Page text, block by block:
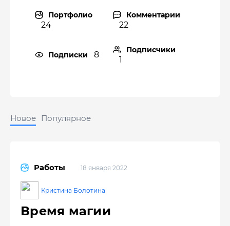
Портфолио
24
Комментарии
22
Подписки 8 Подписчики
1
Новое Популярное
Работы 18 января 2022
Кристина Болотина
Время магии